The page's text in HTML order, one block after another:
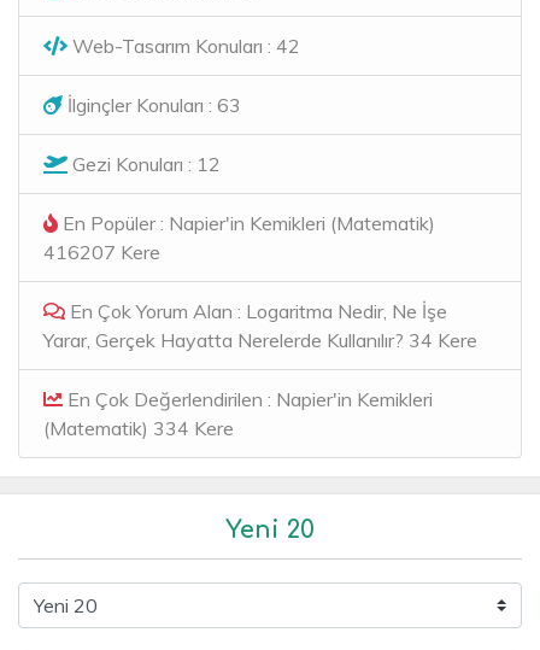
Web-Tasarım Konuları : 42
İlginçler Konuları : 63
Gezi Konuları : 12
En Popüler : Napier'in Kemikleri (Matematik)
416207 Kere
En Çok Yorum Alan : Logaritma Nedir, Ne İşe
Yarar, Gerçek Hayatta Nerelerde Kullanılır? 34 Kere
En Çok Değerlendirilen : Napier'in Kemikleri
(Matematik) 334 Kere
Yeni 20